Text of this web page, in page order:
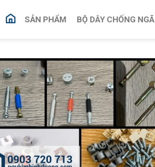
SẢN PHẨM BỘ DÂY CHỐNG NGÃ